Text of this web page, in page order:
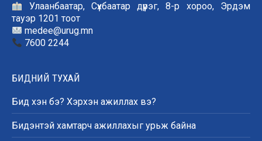
Улаанбаатар, Сүхбаатар дүүрэг, 8-р хороо, Эрдэм
тауэр 1201 тоот
medee@urug.mn
7600 2244
БИДНИЙ ТУХАЙ
Бид хэн бэ? Хэрхэн ажиллах вэ?
Бидэнтэй хамтарч ажиллахыг урьж байна